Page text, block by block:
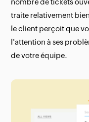
nombre de tickets
traite relativement
le client perçoit que
l'attention à ses
de votre équipe.